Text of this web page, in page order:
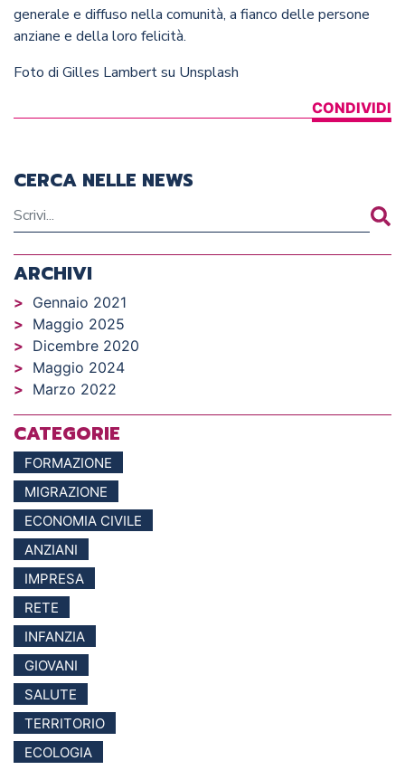
generale e diffuso nella comunità, a fianco delle persone
anziane e della loro felicità.
Foto di Gilles Lambertsu Unsplash
CONDIVIDI
CERCA NELLE NEWS
ARCHIVI
Gennaio 2021
Maggio 2025
Dicembre 2020
Maggio 2024
Marzo 2022
CATEGORIE
FORMAZIONE
MIGRAZIONE
ECONOMIA CIVILE
ANZIANI
IMPRESA
RETE
INFANZIA
GIOVANI
SALUTE
TERRITORIO
ECOLOGIA